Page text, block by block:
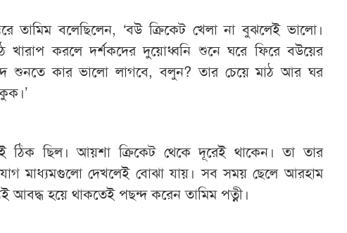
তামিম বলেছিলেন, ‘বউ ক্রিকেট খেলা না বুঝলেই ভালো।
খারাপ করলে দর্শকদের দুয়োধ্বনি শুনে ঘরে ফিরে বউয়ের
শুনতে কার ভালো লাগবে, বলুন? তার চেয়ে মাঠ আর ঘর
ঠিক ছিল। আয়শা ক্রিকেট থেকে দূরেই থাকেন। তা তার
মাধ্যমগুলো দেখলেই বোঝা যায়। সব সময় ছেলে আরহাম
আবদ্ধ হয়ে থাকতেই পছন্দ করেন তামিম পত্নী।